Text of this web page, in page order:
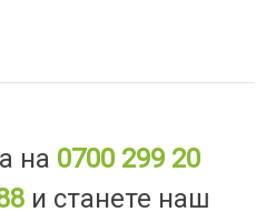
на 0700 299 20
и станете наш